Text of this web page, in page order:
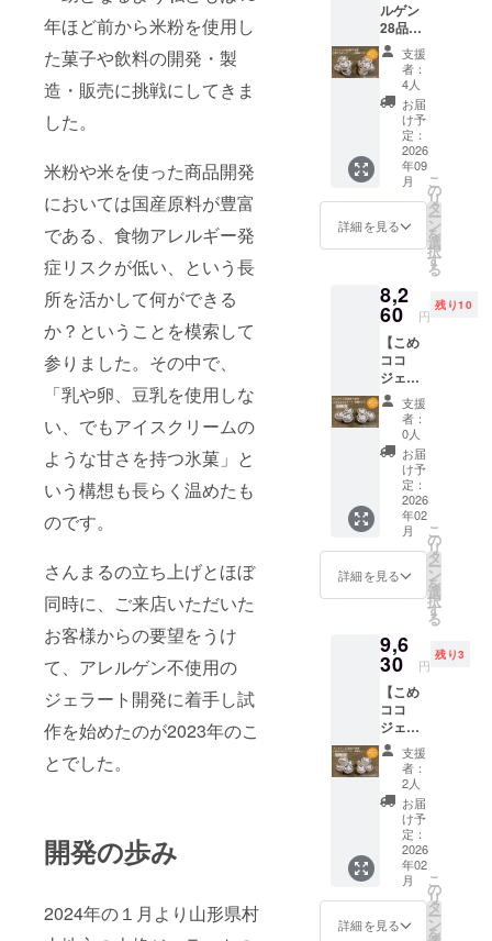
年ほど前から米粉を使用し
た菓子や飲料の開発・製
造・販売に挑戦にしてきま
した。
米粉や米を使った商品開発
においては国産原料が豊富
である、食物アレルギー発
症リスクが低い、という長
所を活かして何ができる
か？ということを模索して
参りました。その中で、
「乳や卵、豆乳を使用しな
い、でもアイスクリームの
ような甘さを持つ氷菓」と
いう構想も長らく温めたも
のです。
さんまるの立ち上げとほぼ
同時に、ご来店いただいた
お客様からの要望をうけ
て、アレルゲン不使用の
ジェラート開発に着手し試
作を始めたのが2023年のこ
とでした。
開発の歩み
2024年の１月より山形県村
なりま
す。
どうぞ
お試し
くださ
い。 ご
賞味い
ただい
た後で
アン
ケート
にご回
答をお
たしま
す。
ジェ
ラート
（バニ
ラ
味）」
・サイ
ズ：約
フタ直
7.5cm
、カッ
プ高さ5
ｃｍ ・
重量：
約90ml)
・保存
以下 ・
原材
料、主
原料の
原産
地：コ
コナッ
ツミル
ク（タ
イ）、
砂糖、
ブドウ
糖、こ
め油、
米粉
（国
けとし
て付き
ます 送
料込価
格と
なって
おり、
弊社
ネット
ショッ
プでの
想定通
常価格
となる
お買得
価格で
す。ど
うぞお
試しく
ださ
い。 ご
賞味い
ただい
た後で
アン
ケート
にご回
答をお
たしま
す。
ジェ
ラート
（バニ
ラ
味）」
・サイ
ズ：約
フタ直
7.5cm
、カッ
プ高さ5
ｃｍ ・
重量：
約90ml)
ラ味6個
とチョ
コ味6個
の合計
12個
セット
を提供
しま
す。三
和油脂
㈱の人
気商品
まいに
クのイ
ラスト
の豆
シール
10枚が
おまけ
として
付きま
す 送料
込価格
となっ
てお
り、弊
社ネッ
ショッ
プでの
大時で
23％off
となる
お買い
得価格
です。
どうぞ
お試し
くださ
い。 ご
賞味い
ただい
た後で
アン
ケート
答をお
ルゲン
28品目
不使用
こめコ
コジェ
ラート
18個
セット
+まいこ
め豆
シー
ル】 ア
レルゲ
ン28品
目不使
ココ
ジェ
ラート
のバニ
ラ味9個
とチョ
コ味9個
合計18
個セッ
トをお
届けし
ます。
三和油
脂㈱の
人気商
品、ま
いにち
のイラ
ストの
豆シー
ル10枚
がおま
けとし
て付き
ます 送
料込価
格と
なって
おり、
弊社
ネット
ショッ
プでの
想定通
支援
者：
4人
お届
け予
定：
2026
年09
月
詳細を見る
こ
の
リ
タ
ー
ン
を
選
択
す
る
8,2
60 円
残り10
【こめ
ココ
ジェ
ラート6
個セッ
ト定期
配送2回
+まいこ
め豆
シー
ル】 ア
レルゲ
ン28品
目不使
用こめ
ココ
ラート
のバニ
ラ味3個
とチョ
コ味3個
合計6個
セット
を2025
年の9月
と2026
年2月に
お届け
しま
す。お
まけと
して三
和油脂
支援
者：
0人
お届
け予
定：
2026
年02
月
詳細を見る
こ
の
リ
タ
ー
ン
を
選
択
す
る
9,6
30 円
残り3
【こめ
ココ
ジェ
ラート8
個セッ
ト定期
配送2回
+まいこ
め豆
シー
ル】 ア
レルゲ
ン28品
目不使
支援
者：
2人
お届
け予
定：
2026
年02
月
詳細を見る
こ
の
リ
タ
ー
ン
を